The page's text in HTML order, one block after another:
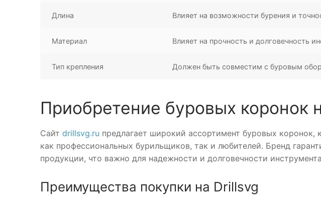
Длина Влияет на возможности бурения и
Материал Влияет на прочность и долговечность
Тип крепления Должен быть совместим с буровым
Приобретение буровых коронок
Сайт drillsvg.ru предлагает широкий ассортимент буровых коронок,
как профессиональных бурильщиков, так и любителей. Бренд
продукции, что важно для надежности и долговечности
Преимущества покупки на Drillsvg